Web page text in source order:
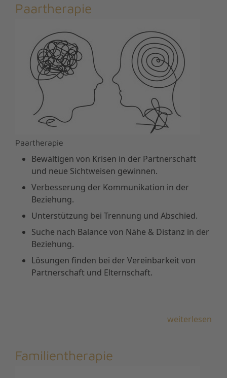
Paartherapie
Paartherapie
Bewältigen von Krisen in der Partnerschaft
und neue Sichtweisen gewinnen.
Verbesserung der Kommunikation in der
Beziehung.
Unterstützung bei Trennung und Abschied.
Suche nach Balance von Nähe & Distanz in der
Beziehung.
Lösungen finden bei der Vereinbarkeit von
Partnerschaft und Elternschaft.
weiterlesen
Familientherapie